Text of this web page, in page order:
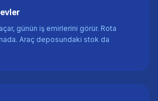
günün iş emirlerini görür. Rota
Araç deposundaki stok da